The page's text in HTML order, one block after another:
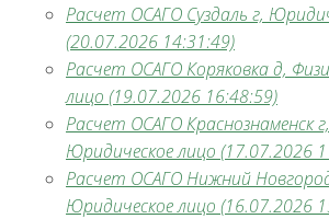
Расчет ОСАГО Суздаль г,
(20.07.2026 14:31:49)
Расчет ОСАГО Коряковка д,
лицо (19.07.2026 16:48:59)
Расчет ОСАГО Краснознаменск г,
Юридическое лицо (17.07.2026
Расчет ОСАГО Нижний
Юридическое лицо (16.07.2026